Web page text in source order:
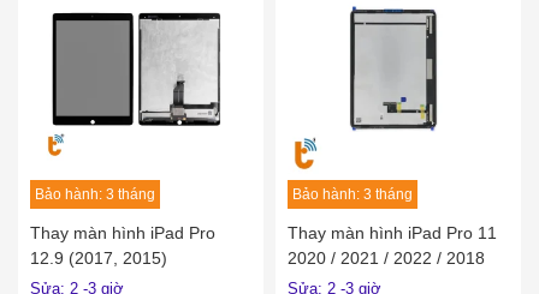
Bảo hành: 3 tháng
Thay màn hình iPad Pro
12.9 (2017, 2015)
Sửa: 2 -3 giờ
Bảo hành: 3 tháng
Thay màn hình iPad Pro 11
2020 / 2021 / 2022 / 2018
Sửa: 2 -3 giờ